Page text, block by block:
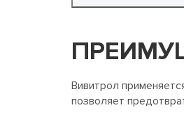
Вивитрол
позволяет